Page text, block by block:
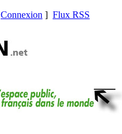
Connexion ] Flux RSS